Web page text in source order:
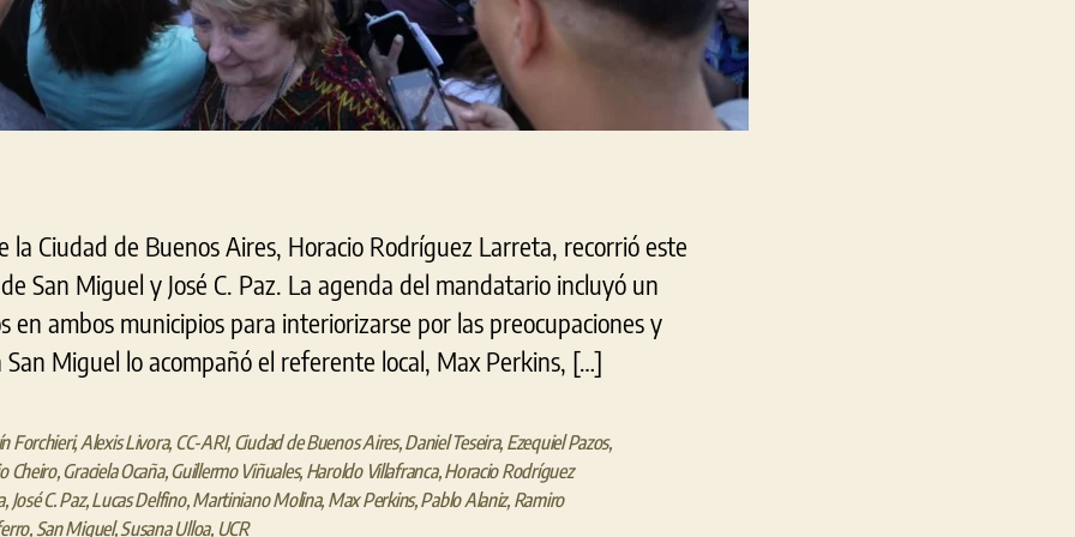
la Ciudad de Buenos Aires, Horacio Rodríguez Larreta, recorrió este
San Miguel y José C. Paz. La agenda del mandatario incluyó un
en ambos municipios para interiorizarse por las preocupaciones y
San Miguel lo acompañó el referente local, Max Perkins, […]
Forchieri,Alexis Livora, CC-ARI, Ciudad de Buenos Aires,Daniel Teseira, Ezequiel Pazos,
Cheiro,Graciela Ocaña,Guillermo Viñuales, Haroldo Villafranca,Horacio Rodríguez
, José C. Paz,Lucas Delfino,Martiniano Molina, Max Perkins,Pablo Alaniz, Ramiro
,San Miguel,Susana Ulloa, UCR